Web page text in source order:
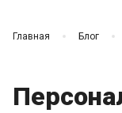
Главная Блог